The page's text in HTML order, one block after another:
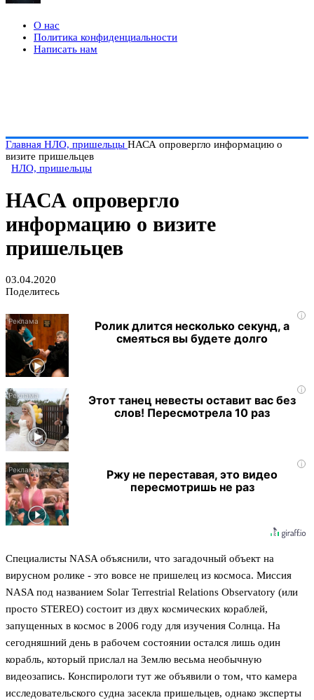
О нас
Политика конфиденциальности
Написать нам
Главная НЛО, пришельцы НАСА опровергло информацию о
визите пришельцев
НЛО, пришельцы
НАСА опровергло
информацию о визите
пришельцев
03.04.2020
Поделитесь
i
Ролик длится несколько секунд, а
смеяться вы будете долго
i
Этот танец невесты оставит вас без
слов! Пересмотрела 10 раз
i
Ржу не переставая, это видео
пересмотришь не раз
Специалисты NASA объяснили, что загадочный объект на
вирусном ролике - это вовсе не пришелец из космоса. Миссия
NASA под названием Solar Terrestrial Relations Observatory (или
просто STEREO) состоит из двух космических кораблей,
запущенных в космос в 2006 году для изучения Солнца. На
сегодняшний день в рабочем состоянии остался лишь один
корабль, который прислал на Землю весьма необычную
видеозапись. Конспирологи тут же объявили о том, что камера
исследовательского судна засекла пришельцев, однако эксперты